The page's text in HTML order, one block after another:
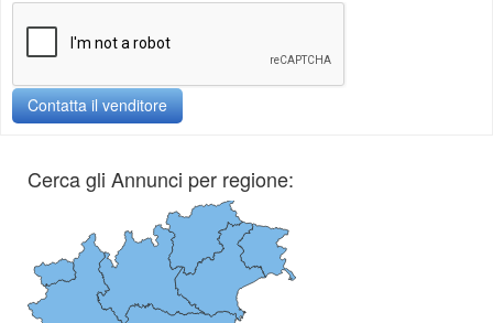
Cerca gli Annunci per regione: